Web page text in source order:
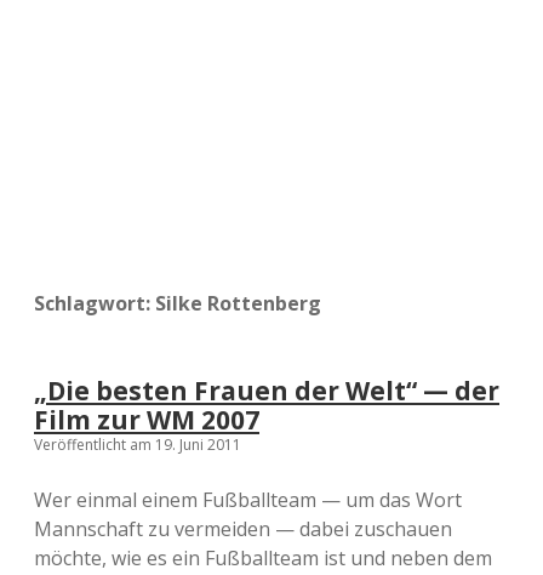
Schlagwort: Silke Rottenberg
„Die besten Frauen der Welt“ — der
Film zur WM 2007
Veröffentlicht am 19. Juni 2011
Wer einmal einem Fußballteam — um das Wort
Mannschaft zu vermeiden — dabei zuschauen
möchte, wie es ein Fußballteam ist und neben dem